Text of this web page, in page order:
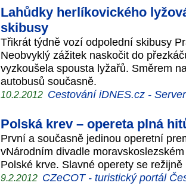
Lahůdky herlíkovického
skibusy
Třikrát týdně vozí odpolední skibusy
Neobvyklý zážitek naskočit do
vyzkoušela spousta lyžařů. Směrem
autobusů současně.
10.2.2012 Cestování iDNES.cz -
Polská krev – opereta plná
První a současně jedinou operetní
vNárodním divadle
Polské krve. Slavné operety se
9.2.2012 CZeCOT - turistický portál